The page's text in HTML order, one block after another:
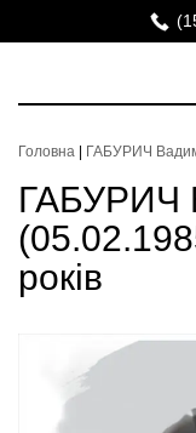
Головна ГАБУРИЧ
ГАБУРИЧ
років